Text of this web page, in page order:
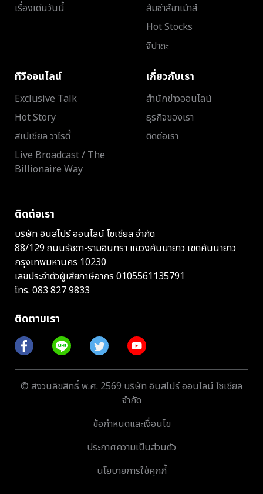
เรื่องเด่นวันนี้
ส้มซ่าส์ขาเม้าส์
Hot Stocks
จิปาถะ
ทีวีออนไลน์
Exclusive Talk
Hot Story
สเปเชียล วาไรตี้
Live Broadcast / The
Billionaire Way
เกี่ยวกับเรา
สำนักข่าวออนไลน์
ธุรกิจของเรา
ติดต่อเรา
ติดต่อเรา
บริษัท อินสไปร์ ออนไลน์ โซเชียล จำกัด
88/129 ถนนรัชดา-รามอินทรา แขวงคันนายาว เขตคันนายาว
กรุงเทพมหานคร 10230
เลขประจำตัวผู้เสียภาษีอากร 0105561135791
โทร. 083 827 9833
ติดตามเรา
© สงวนลิขสิทธิ์ พ.ศ. 2569 บริษัท อินสไปร์ ออนไลน์ โซเชียล
จำกัด
ข้อกำหนดและเงื่อนไข
ประกาศความเป็นส่วนตัว
นโยบายการใช้คุกกี้